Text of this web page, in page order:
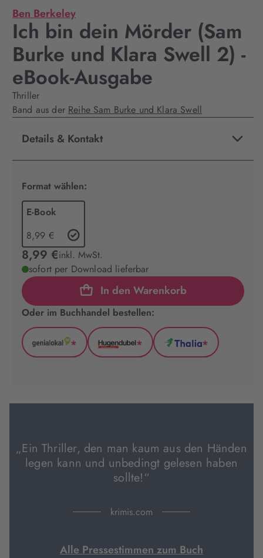
Ben Berkeley
Ich bin dein Mörder (Sam
Burke und Klara Swell 2) -
eBook-Ausgabe
Thriller
Band aus der Reihe Sam Burke und Klara Swell
Details & Kontakt
Format wählen:
E-Book
8,99 €
8,99 €inkl. MwSt.
sofort per Download lieferbar
In den Warenkorb
Oder im Buchhandel bestellen:
GenialLokal
Tab
*
Hugendubel
Tab
*
Thalia
Tab
*
„Ein Thriller, den man kaum aus den Händen
legen kann und unbedingt gelesen haben
sollte!“
krimis.com
Alle Pressestimmen zum Buch